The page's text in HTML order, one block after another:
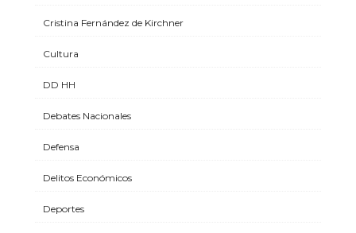
Cristina Fernández de Kirchner
Cultura
DD HH
Debates Nacionales
Defensa
Delitos Económicos
Deportes